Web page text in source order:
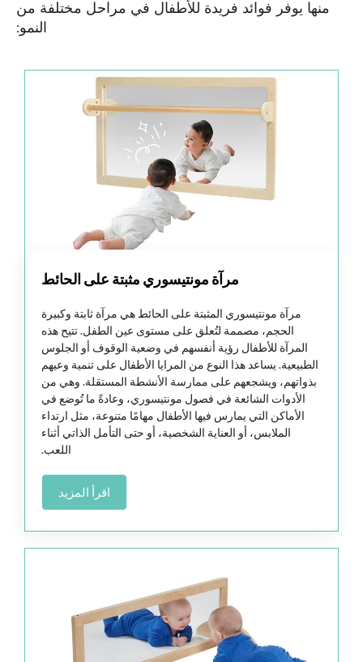
منها يوفر فوائد فريدة للأطفال في مراحل مختلفة من
النمو:
مرآة مونتيسوري مثبتة على الحائط
مرآة مونتيسوري المثبتة على الحائط هي مرآة ثابتة وكبيرة
الحجم، مصممة لتُعلق على مستوى عين الطفل. تتيح هذه
المرآة للأطفال رؤية أنفسهم في وضعية الوقوف أو الجلوس
الطبيعية. يساعد هذا النوع من المرايا الأطفال على تنمية وعيهم
بذواتهم، ويشجعهم على ممارسة الأنشطة المستقلة. وهي من
الأدوات الشائعة في فصول مونتيسوري، وعادةً ما تُوضع في
الأماكن التي يمارس فيها الأطفال مهامًا متنوعة، مثل ارتداء
الملابس، أو العناية الشخصية، أو حتى التأمل الذاتي أثناء
اللعب.
اقرأ المزيد